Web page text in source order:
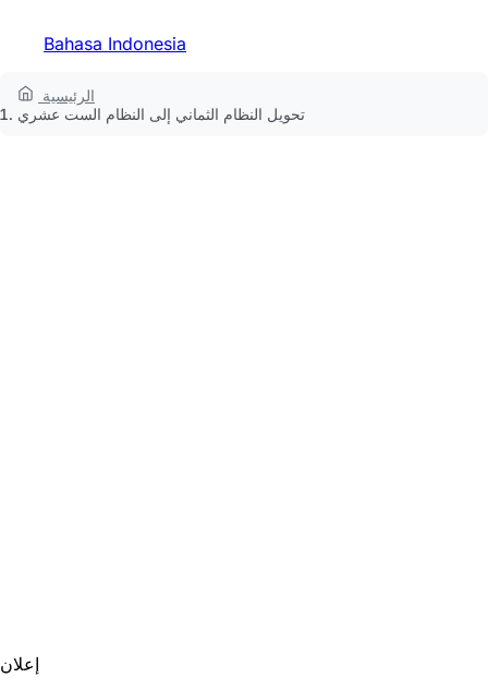
Bahasa Indonesia
الرئيسية
تحويل النظام الثماني إلى النظام الست عشري
إعلان